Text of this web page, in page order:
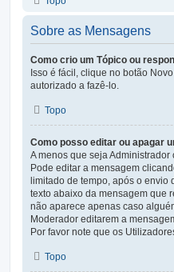
Sobre as Mensagens
Como crio um Tópico ou
Isso é fácil, clique no botão
autorizado a fazê-lo.
Topo
Como posso editar ou apagar
A menos que seja
Pode editar a mensagem
limitado de tempo, após o envio
texto abaixo da mensagem que
não aparece apenas caso
Moderador editarem a
Por favor note que os
Topo